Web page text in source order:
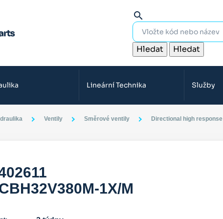
search
Hledat Hledat
Lineární Technika Služby
Ventily Směrové ventily Directional high response
1X/M